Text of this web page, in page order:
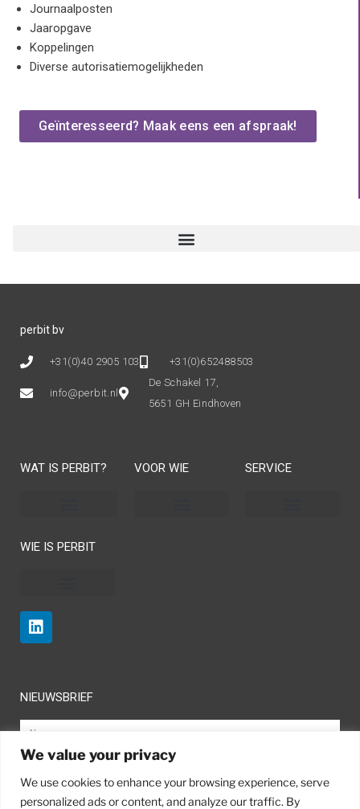
We value your privacy
We use cookies to enhance your browsing experience, serve
personalized ads or content, and analyze our traffic. By
Journaalposten
Jaaropgave
Koppelingen
Diverse autorisatiemogelijkheden
Geïnteresseerd? Maak eens een afspraak!
perbit bv
+31(0)40 2905 103 +31(0)652488503
info@perbit.nl
De Schakel 17,
5651 GH Eindhoven
WAT IS PERBIT? VOOR WIE SERVICE
WIE IS PERBIT
NIEUWSBRIEF
INSCHRIJVEN